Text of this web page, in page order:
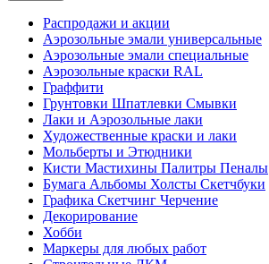
Распродажи и акции
Аэрозольные эмали универсальные
Аэрозольные эмали специальные
Аэрозольные краски RAL
Граффити
Грунтовки Шпатлевки Смывки
Лаки и Аэрозольные лаки
Художественные краски и лаки
Мольберты и Этюдники
Кисти Мастихины Палитры Пеналы
Бумага Альбомы Холсты Скетчбуки
Графика Скетчинг Черчение
Декорирование
Хобби
Маркеры для любых работ